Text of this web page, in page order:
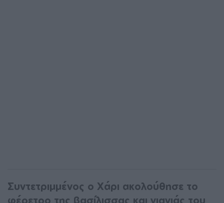
Συντετριμμένος ο Χάρι ακολούθησε το
φέρετρο της βασίλισσας και γιαγιάς του